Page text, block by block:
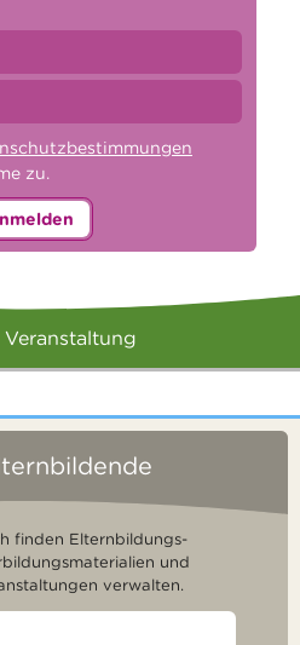
zu.
Veranstaltung
finden Elternbildungs-
und
verwalten.